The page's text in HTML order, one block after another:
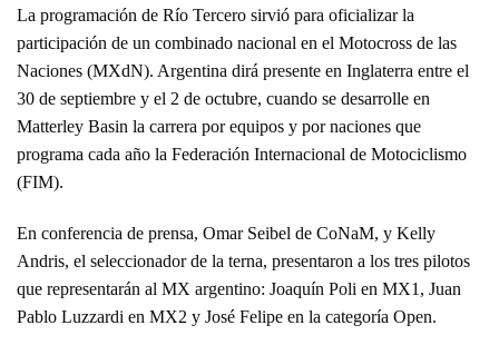
La programación de Río Tercero sirvió para oficializar la
participación de un combinado nacional en el Motocross de las
Naciones (MXdN). Argentina dirá presente en Inglaterra entre el
30 de septiembre y el 2 de octubre, cuando se desarrolle en
Matterley Basin la carrera por equipos y por naciones que
programa cada año la Federación Internacional de Motociclismo
(FIM).
En conferencia de prensa, Omar Seibel de CoNaM, y Kelly
Andris, el seleccionador de la terna, presentaron a los tres pilotos
que representarán al MX argentino: Joaquín Poli en MX1, Juan
Pablo Luzzardi en MX2 y José Felipe en la categoría Open.